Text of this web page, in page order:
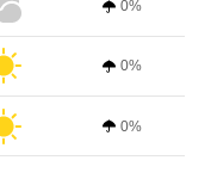
0%
0%
0%